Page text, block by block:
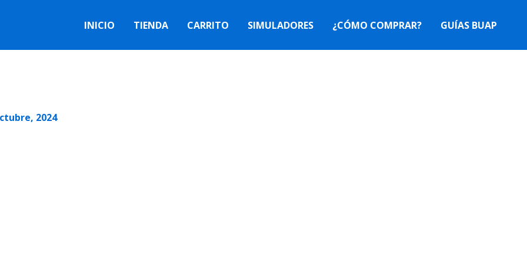
INICIO TIENDA CARRITO SIMULADORES ¿CÓMO COMPRAR? GUÍAS BUAP
2024